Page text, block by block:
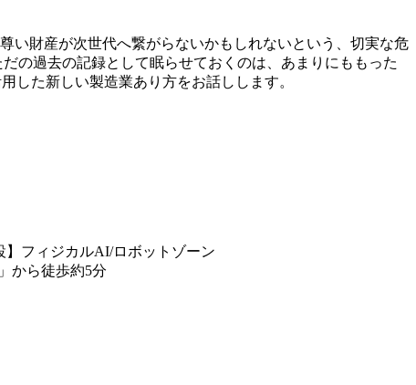
い財産が次世代へ繋がらないかもしれないという、切実な危
の過去の記録として眠らせておくのは、あまりにももった
した新しい製造業あり方をお話しします。
フィジカルAI/ロボットゾーン
から徒歩約5分